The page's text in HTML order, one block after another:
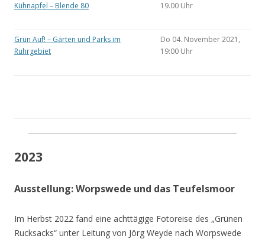
Kühnapfel – Blende 80
19.00 Uhr
Grün Auf! – Gärten und Parks im
Ruhrgebiet
Do 04. November 2021,
19:00 Uhr
2023
Ausstellung: Worpswede und das Teufelsmoor
Im Herbst 2022 fand eine achttägige Fotoreise des „Grünen
Rucksacks“ unter Leitung von Jörg Weyde nach Worpswede